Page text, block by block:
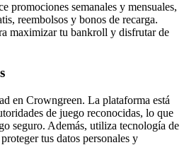
promociones semanales y mensuales,
reembolsos y bonos de recarga.
maximizar tu bankroll y disfrutar de
en Crowngreen. La plataforma está
de juego reconocidas, lo que
seguro. Además, utiliza tecnología de
tus datos personales y